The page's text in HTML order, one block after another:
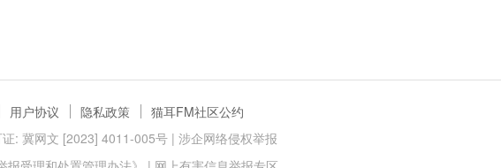
用户协议 隐私政策
猫耳FM社区公约
: 冀网文 [2023] 4011-005号 | 涉企网络侵权举报